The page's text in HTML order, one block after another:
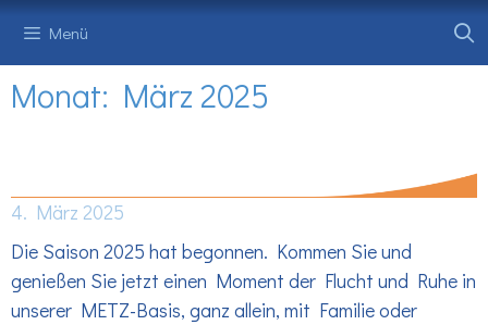
Zum
Inhalt
springen
Menü
Monat: März 2025
4. März 2025
Die Saison 2025 hat begonnen. Kommen Sie und
genießen Sie jetzt einen Moment der Flucht und Ruhe in
unserer METZ-Basis, ganz allein, mit Familie oder